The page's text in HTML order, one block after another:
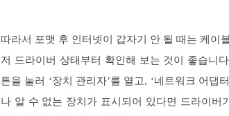
따라서 포맷 후 인터넷이 갑자기 안 될 때는 케이
저 드라이버 상태부터 확인해 보는 것이 좋습니
튼을 눌러 ‘장치 관리자’를 열고, ‘네트워크 어댑
나 알 수 없는 장치가 표시되어 있다면 드라이버